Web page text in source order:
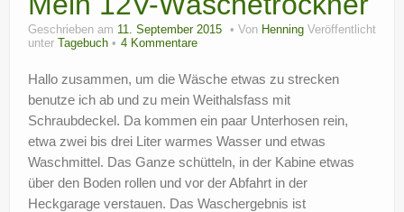
Geschrieben am 11. September 2015 Von Henning Veröffentlicht
unter
Tagebuch 4 Kommentare
Hallo zusammen, um die Wäsche etwas zu strecken
benutze ich ab und zu mein Weithalsfass mit
Schraubdeckel. Da kommen ein paar Unterhosen rein,
etwa zwei bis drei Liter warmes Wasser und etwas
Waschmittel. Das Ganze schütteln, in der Kabine etwas
über den Boden rollen und vor der Abfahrt in der
Heckgarage verstauen. Das Waschergebnis ist